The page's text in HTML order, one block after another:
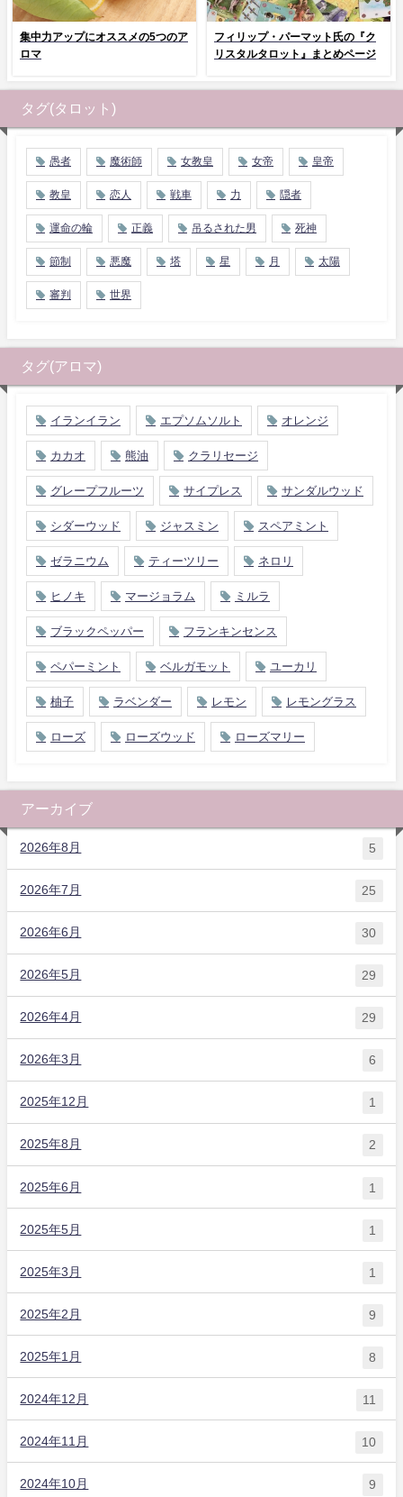
集中力アップにオススメの5つのア
ロマ
フィリップ・パーマット氏の『ク
リスタルタロット』まとめページ
タグ(タロット)
愚者 魔術師 女教皇 女帝 皇帝
教皇 恋人 戦車 力 隠者
運命の輪 正義 吊るされた男 死神
節制 悪魔 塔 星 月 太陽
審判 世界
タグ(アロマ)
イランイラン エプソムソルト オレンジ
カカオ 熊油 クラリセージ
グレープフルーツ サイプレス サンダルウッド
シダーウッド ジャスミン スペアミント
ゼラニウム ティーツリー ネロリ
ヒノキ マージョラム ミルラ
ブラックペッパー フランキンセンス
ペパーミント ベルガモット ユーカリ
柚子 ラベンダー レモン レモングラス
ローズ ローズウッド ローズマリー
アーカイブ
2026年8月 5
2026年7月 25
2026年6月 30
2026年5月 29
2026年4月 29
2026年3月 6
2025年12月 1
2025年8月 2
2025年6月 1
2025年5月 1
2025年3月 1
2025年2月 9
2025年1月 8
2024年12月 11
2024年11月 10
2024年10月 9